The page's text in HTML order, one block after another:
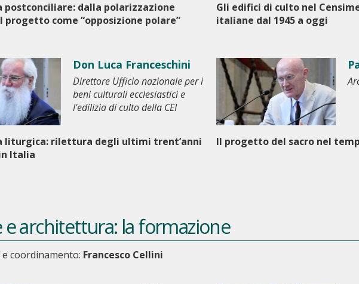
dalla polarizzazione
progetto come “opposizione polare”
Gli edifici di culto nel
italiane dal 1945 a oggi
Don Luca Franceschini
Direttore Ufficio nazionale per i
beni culturali ecclesiastici e
l'edilizia di culto della CEI
liturgica: rilettura degli ultimi trent’anni
Italia
Il progetto del sacro nel
e architettura: la formazione
coordinamento: Francesco Cellini